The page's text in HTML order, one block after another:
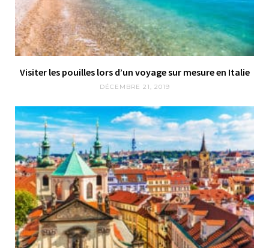
Visiter les pouilles lors d’un voyage sur mesure en Italie
DÉCEMBRE 21, 2019